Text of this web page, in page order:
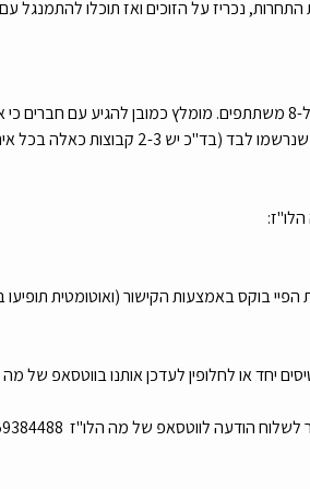
אפשר גם וגם. בכל קבוצה יש בין 2 ל-8 משתתפים. מומלץ
כאלה בכל אירוע) 👭👫🧑‍🤝‍🧑👬
בוקס באמצעות הקישור (ואוטומטית תופיעו
יחד או לחלופין לעדכן אותנו בווטסאפ של
של מה הלו"ז  0559384488 באמצעות הקישור